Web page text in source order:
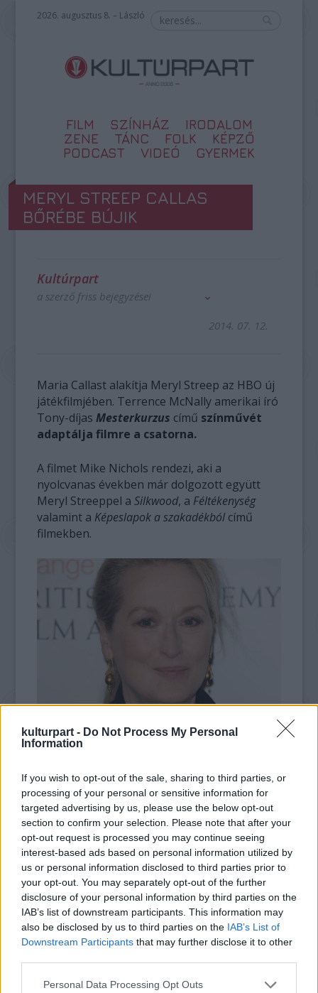
kulturpart - Do Not Process My Personal
Information
If you wish to opt-out of the sale, sharing to third parties, or
processing of your personal or sensitive information for
targeted advertising by us, please use the below opt-out
section to confirm your selection. Please note that after your
opt-out request is processed you may continue seeing
interest-based ads based on personal information utilized by
us or personal information disclosed to third parties prior to
your opt-out. You may separately opt-out of the further
disclosure of your personal information by third parties on the
IAB’s list of downstream participants. This information may
also be disclosed by us to third parties on the IAB’s List of
Downstream Participants that may further disclose it to other
Please note that this website/app uses one or more Google
Personal Data Processing Opt Outs
2026. augusztus 8. – László
FILM SZÍNHÁZ
IRODALOM
ZENE
TÁNC FOLK
KÉPZŐ
PODCAST
VIDEÓ GYERMEK
MERYL STREEP CALLAS
BŐRÉBE BÚJIK
Kultúrpart
a szerző friss bejegyzései
2014. 07. 12.
Maria Callast alakítja Meryl Streep az HBO új
játékfilmjében. Terrence McNally amerikai író
Tony-díjasMesterkurzus című színművét
adaptálja filmre a csatorna.
A filmet Mike Nichols rendezi, aki a
nyolcvanas években már dolgozott együtt
Meryl Streeppel aSilkwood, a Féltékenység
valamint a Képeslapok a szakadékból című
filmekben.
AMesterkurzusCallas életének késői
szakaszát mutatja be, amikor a New York-i
mesterkurzusokat. A darabot 1995-ben
mutatták be a New York-i Broadwayn, és a
Callast játszó Zoe Caldwell 1996-ban Tony-
díjat is kapott.
Amikor 1996-ban országos turnéra vitték a
darabot, Faye Dunaway játszotta a legendás
szopránt.
Forrás:MTI